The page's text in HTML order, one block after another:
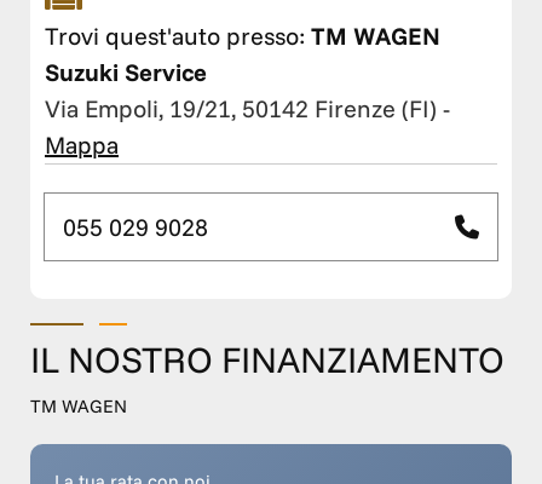
Trovi quest'auto presso: TM WAGEN
Suzuki Service
Via Empoli, 19/21, 50142 Firenze (FI) -
Mappa
055 029 9028
IL NOSTRO FINANZIAMENTO
TM WAGEN